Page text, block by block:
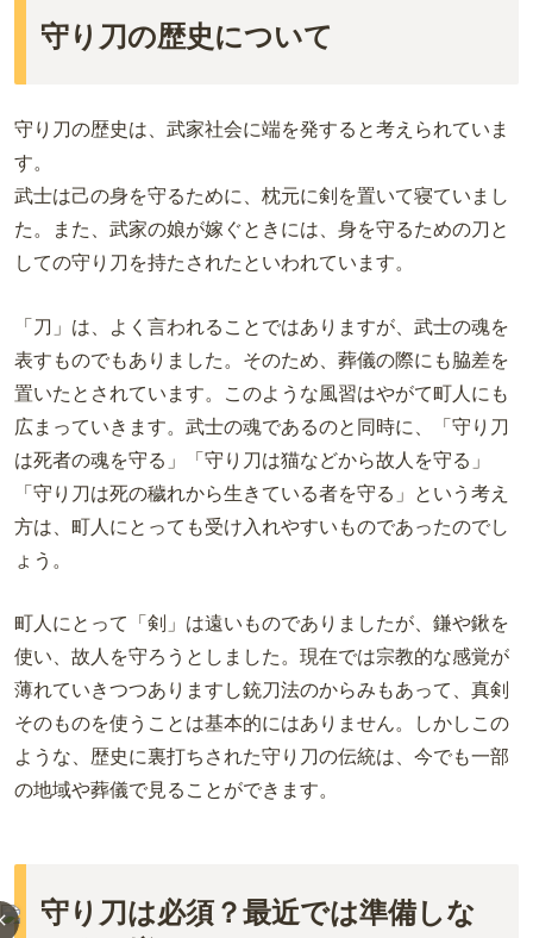
守り刀の歴史について
守り刀の歴史は、武家社会に端を発すると考えられていま
す。
武士は己の身を守るために、枕元に剣を置いて寝ていまし
た。また、武家の娘が嫁ぐときには、身を守るための刀と
しての守り刀を持たされたといわれています。
「刀」は、よく言われることではありますが、武士の魂を
表すものでもありました。そのため、葬儀の際にも脇差を
置いたとされています。このような風習はやがて町人にも
広まっていきます。武士の魂であるのと同時に、「守り刀
は死者の魂を守る」「守り刀は猫などから故人を守る」
「守り刀は死の穢れから生きている者を守る」という考え
方は、町人にとっても受け入れやすいものであったのでし
ょう。
町人にとって「剣」は遠いものでありましたが、鎌や鍬を
使い、故人を守ろうとしました。現在では宗教的な感覚が
薄れていきつつありますし銃刀法のからみもあって、真剣
そのものを使うことは基本的にはありません。しかしこの
ような、歴史に裏打ちされた守り刀の伝統は、今でも一部
の地域や葬儀で見ることができます。
守り刀は必須？最近では準備しな